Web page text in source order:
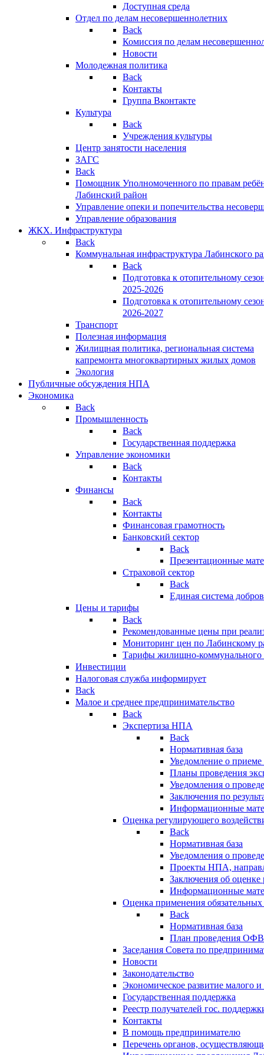
Доступная среда
Отдел по делам несовершеннолетних
Back
Комиссия по делам
Новости
Молодежная политика
Back
Контакты
Группа Вконтакте
Культура
Back
Учреждения культуры
Центр занятости населения
ЗАГС
Back
Помощник Уполномоченного по правам
Лабинский район
Управление опеки и попечительства
Управление образования
ЖКХ. Инфраструктура
Back
Коммунальная инфраструктура Лабинского
Back
Подготовка к отопительному
2025-2026
Подготовка к отопительному
2026-2027
Транспорт
Полезная информация
Жилищная политика, региональная система
капремонта многоквартирных жилых домов
Экология
Публичные обсуждения НПА
Экономика
Back
Промышленность
Back
Государственная поддержка
Управление экономики
Back
Контакты
Финансы
Back
Контакты
Финансовая грамотность
Банковский сектор
Back
Презентационные
Страховой сектор
Back
Единая система
Цены и тарифы
Back
Рекомендованные цены при
Мониторинг цен по Лабинскому
Тарифы жилищно-коммунального
Инвестиции
Налоговая служба информирует
Back
Малое и среднее предпринимательство
Back
Экспертиза НПА
Back
Нормативная база
Уведомление о
Планы проведения
Уведомления о
Заключения по
Информационные
Оценка регулирующего
Back
Нормативная база
Уведомления о
Проекты НПА,
Заключения об
Информационные
Оценка применения
Back
Нормативная база
План проведения
Заседания Совета по
Новости
Законодательство
Экономическое развитие малого и
Государственная поддержка
Реестр получателей гос.
Контакты
В помощь предпринимателю
Перечень органов,